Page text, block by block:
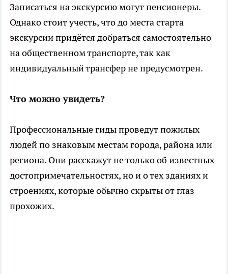
Записаться на экскурсию могут пенсионеры.
Однако стоит учесть, что до места старта
экскурсии придётся добраться самостоятельно
на общественном транспорте, так как
индивидуальный трансфер не предусмотрен.
Что можно увидеть?
Профессиональные гиды проведут пожилых
людей по знаковым местам города, района или
региона. Они расскажут не только об известных
достопримечательностях, но и о тех зданиях и
строениях, которые обычно скрыты от глаз
прохожих.